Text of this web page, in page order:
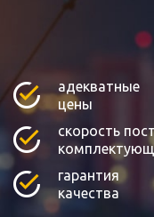
адекватные
цены
скорость
гарантия
качества